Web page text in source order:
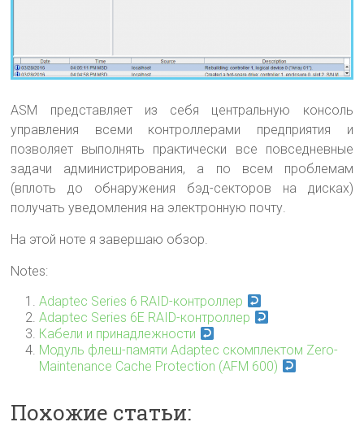
ASM представляет из себя центральную консоль
управления всеми контроллерами предприятия и
позволяет выполнять практически все повседневные
задачи администрирования, а по всем проблемам
(вплоть до обнаружения бэд-секторов на дисках)
получать уведомления на электронную почту.
На этой ноте я завершаю обзор.
Notes:
Adaptec Series 6 RAID-контроллер
Adaptec Series 6E RAID-контроллер
Кабели и принадлежности
Модуль флеш-памяти Adaptec скомплектом Zero-
Maintenance Cache Protection (AFM 600)
Похожие статьи: